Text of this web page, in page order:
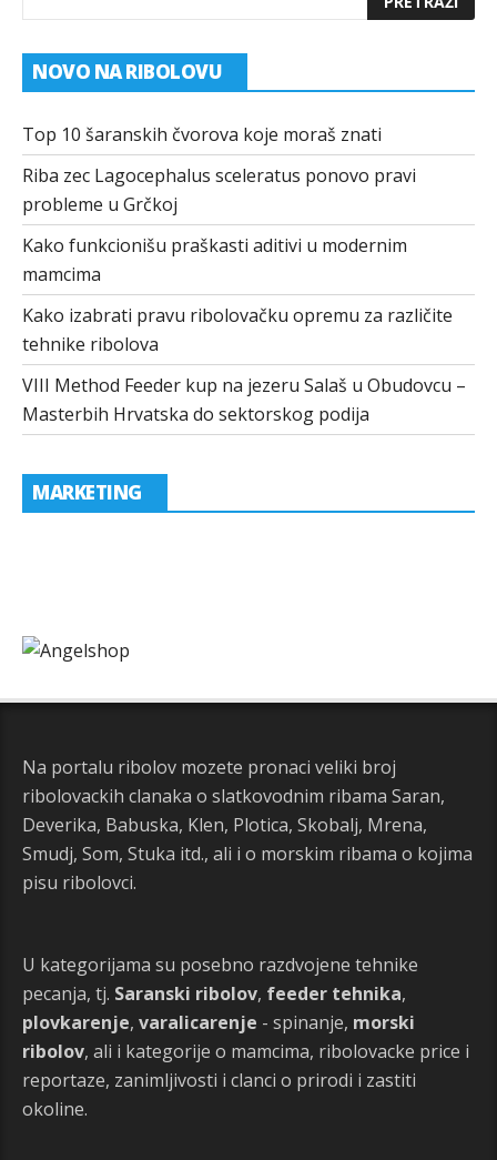
NOVO NA RIBOLOVU
Top 10 šaranskih čvorova koje moraš znati
Riba zec Lagocephalus sceleratus ponovo pravi
probleme u Grčkoj
Kako funkcionišu praškasti aditivi u modernim
mamcima
Kako izabrati pravu ribolovačku opremu za različite
tehnike ribolova
VIII Method Feeder kup na jezeru Salaš u Obudovcu –
Masterbih Hrvatska do sektorskog podija
MARKETING
Na portalu ribolov mozete pronaci veliki broj
ribolovackih clanaka o slatkovodnim ribama Saran,
Deverika, Babuska, Klen, Plotica, Skobalj, Mrena,
Smudj, Som, Stuka itd., ali i o morskim ribama o kojima
pisu ribolovci.
U kategorijama su posebno razdvojene tehnike
pecanja, tj. Saranski ribolov, feeder tehnika,
plovkarenje, varalicarenje - spinanje, morski
ribolov, ali i kategorije o mamcima, ribolovacke price i
reportaze, zanimljivosti i clanci o prirodi i zastiti
okoline.